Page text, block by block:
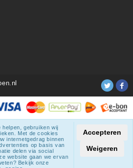
prijzen zijn inclusief 21% BTW.
krijgt een beoordeling
beoordelingen.
gebruiken wij
Met de cookies
internetgedrag binnen
op basis van
delen via social
website gaan we ervan
Bekijk onze
Accepteren
Weigeren